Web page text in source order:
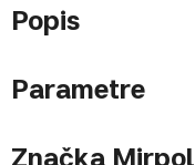
Popis
Parametre
Značka Mirpol